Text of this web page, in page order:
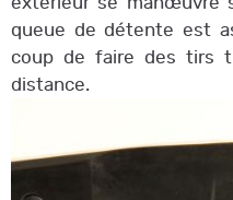
queue de détente est
coup de faire des tirs
distance.